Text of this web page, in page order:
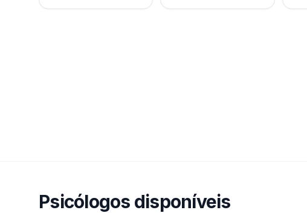
Psicólogos disponíveis